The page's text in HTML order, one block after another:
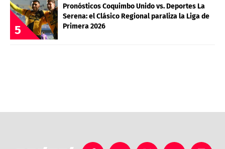
5
Pronósticos Coquimbo Unido vs. Deportes La
Serena: el Clásico Regional paraliza la Liga de
Primera 2026